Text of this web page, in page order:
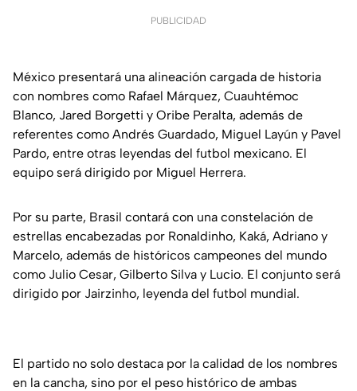
PUBLICIDAD
México presentará una alineación cargada de historia
con nombres como Rafael Márquez, Cuauhtémoc
Blanco, Jared Borgetti y Oribe Peralta, además de
referentes como Andrés Guardado, Miguel Layún y Pavel
Pardo, entre otras leyendas del futbol mexicano. El
equipo será dirigido por Miguel Herrera.
Por su parte, Brasil contará con una constelación de
estrellas encabezadas por Ronaldinho, Kaká, Adriano y
Marcelo, además de históricos campeones del mundo
como Julio Cesar, Gilberto Silva y Lucio. El conjunto será
dirigido por Jairzinho, leyenda del futbol mundial.
El partido no solo destaca por la calidad de los nombres
en la cancha, sino por el peso histórico de ambas